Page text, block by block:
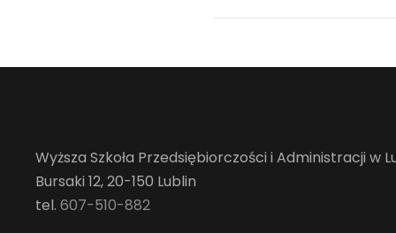
Wyższa Szkoła Przedsiębiorczości i Administracji w
Bursaki 12, 20-150 Lublin
tel. 607-510-882